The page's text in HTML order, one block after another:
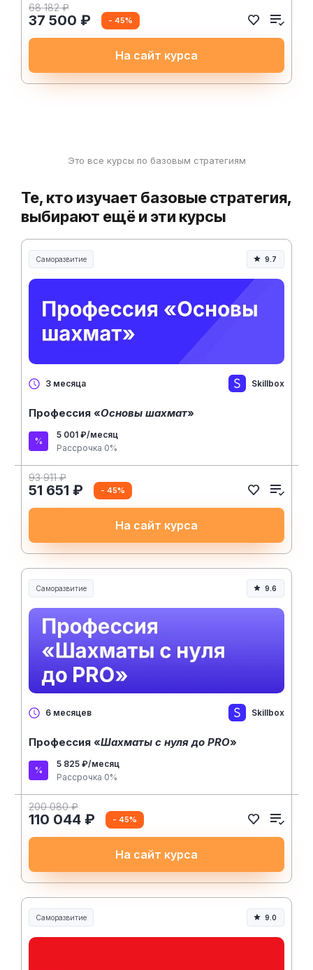
68 182 ₽
37 500 ₽ - 45%
На сайт курса
Это все курсы по базовым стратегиям
Те, кто изучает базовые стратегия,
выбирают ещё и эти курсы
Саморазвитие 9.7
3 месяца Skillbox
Профессия «Основы шахмат»
5 001 ₽/месяц
Рассрочка 0%
93 911 ₽
51 651 ₽ - 45%
На сайт курса
Саморазвитие 9.6
6 месяцев Skillbox
Профессия «Шахматы с нуля до PRO»
5 825 ₽/месяц
Рассрочка 0%
200 080 ₽
110 044 ₽ - 45%
На сайт курса
Саморазвитие 9.0